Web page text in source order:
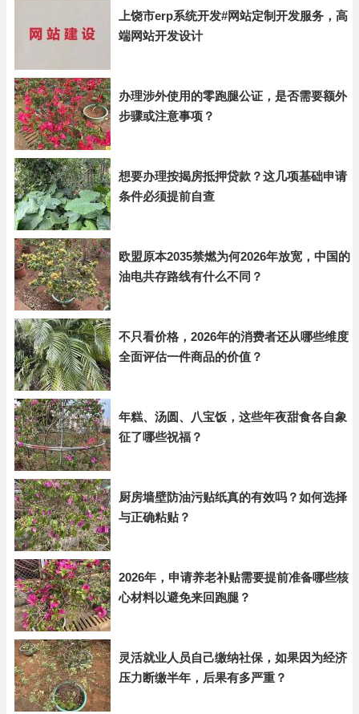
上饶市erp系统开发#网站定制开发服务，高
端网站开发设计
办理涉外使用的零跑腿公证，是否需要额外
步骤或注意事项？
想要办理按揭房抵押贷款？这几项基础申请
条件必须提前自查
欧盟原本2035禁燃为何2026年放宽，中国的
油电共存路线有什么不同？
不只看价格，2026年的消费者还从哪些维度
全面评估一件商品的价值？
年糕、汤圆、八宝饭，这些年夜甜食各自象
征了哪些祝福？
厨房墙壁防油污贴纸真的有效吗？如何选择
与正确粘贴？
2026年，申请养老补贴需要提前准备哪些核
心材料以避免来回跑腿？
灵活就业人员自己缴纳社保，如果因为经济
压力断缴半年，后果有多严重？